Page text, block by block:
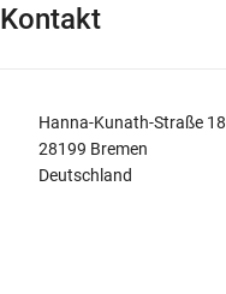
Kontakt
Hanna-Kunath-Straße 18
28199 Bremen
Deutschland